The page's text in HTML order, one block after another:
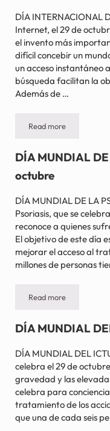
DÍA INTERNACIONAL
Internet, el 29 de
el invento más
difícil concebir un
un acceso instantáneo
búsqueda facilitan la
Además de …
Read more
DÍA
DÍA MUNDIAL
octubre
DÍA MUNDIAL DE LA
Psoriasis, que se
reconoce a quienes
El objetivo de este día
mejorar el acceso al
millones de personas
Read moreDÍA MUNDIAL DE
DÍA MUNDIAL
DÍA MUNDIAL DEL
celebra el 29 de
gravedad y las
celebra para
tratamiento de los
que una de cada seis